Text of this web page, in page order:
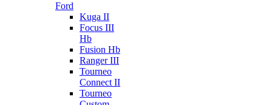
Ford
Kuga II
Focus III
Hb
Fusion Hb
Ranger III
Tourneo
Connect II
Tourneo